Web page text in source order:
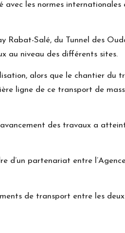
avec les normes internationales
Rabat-Salé, du Tunnel des
au niveau des différents sites.
alors que le chantier du
ligne de ce transport de
des travaux a
d’un partenariat entre
de transport entre les